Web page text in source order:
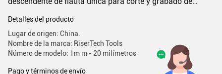
Detalles del producto
Lugar de origen: China.
Nombre de la marca: RiserTech Tools
Número de modelo: 1m m - 20 milímetros
Pago y términos de envío